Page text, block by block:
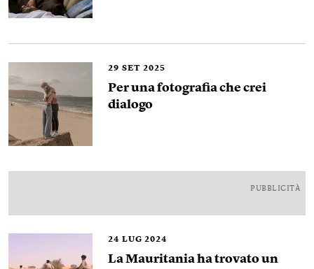
29 SET 2025
Per una fotografia che crei
dialogo
PUBBLICITÀ
24 LUG 2024
La Mauritania ha trovato un